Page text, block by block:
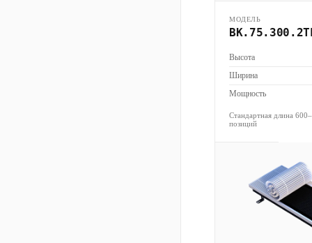
МОДЕЛЬ
Высота
Ширина
Мощность
Стандартная длина
позиций